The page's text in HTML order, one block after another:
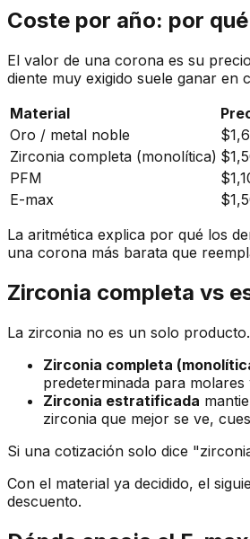
Coste por año: por
El valor de una corona es su
diente muy exigido suele ganar en
Material
Oro / metal noble
Zirconia completa (monolítica)
PFM
E-max
La aritmética explica por qué los
una corona más barata que
Zirconia completa vs
La zirconia no es un solo
Zirconia completa
predeterminada para
Zirconia estratificada
zirconia que mejor se ve,
Si una cotización solo dice
Con el material ya decidido, el
descuento.